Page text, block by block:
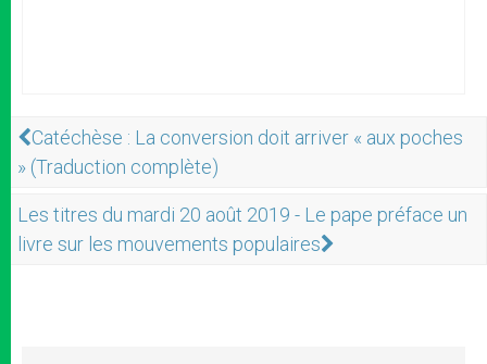
Catéchèse : La conversion doit arriver « aux poches
» (Traduction complète)
Les titres du mardi 20 août 2019 - Le pape préface un
livre sur les mouvements populaires